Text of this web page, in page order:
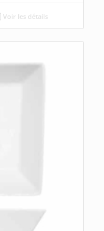
Voir les détails